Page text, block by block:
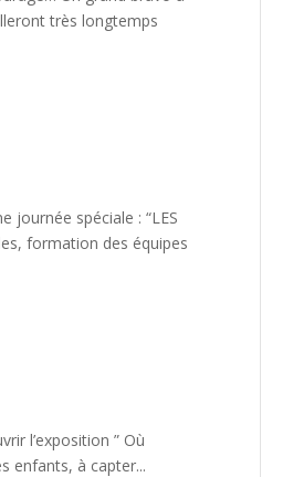
très longtemps
journée spéciale : “LES
formation des équipes
l’exposition ” Où
enfants, à capter...